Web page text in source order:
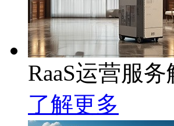
RaaS运营服
了解更多